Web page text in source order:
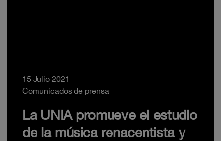
15 Julio 2021
Comunicados de prensa
La UNIA promueve el estudio
de la música renacentista y